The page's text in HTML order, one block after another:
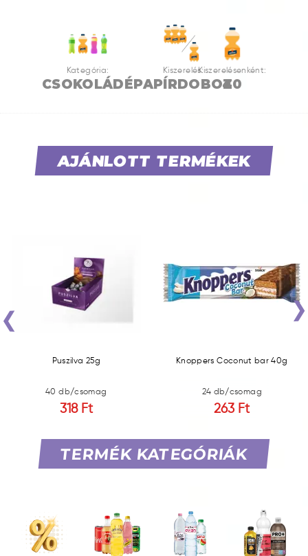
Kategória:
CSOKOLÁDÉ
Kiszerelés:
PAPÍRDOBOZ
Kiszerelésenként:
40
AJÁNLOTT TERMÉKEK
Puszilva 25g
40 db/csomag
318 Ft
Knoppers Coconut bar 40g
24 db/csomag
263 Ft
‹ ›
TERMÉK KATEGÓRIÁK